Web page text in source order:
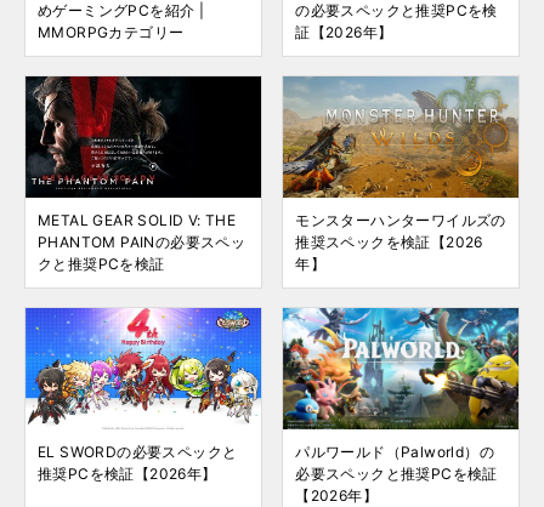
めゲーミングPCを紹介 |
MMORPGカテゴリー
の必要スペックと推奨PCを検
証【2026年】
METAL GEAR SOLID V: THE
PHANTOM PAINの必要スペッ
クと推奨PCを検証
モンスターハンターワイルズの
推奨スペックを検証【2026
年】
EL SWORDの必要スペックと
推奨PCを検証【2026年】
パルワールド（Palworld）の
必要スペックと推奨PCを検証
【2026年】